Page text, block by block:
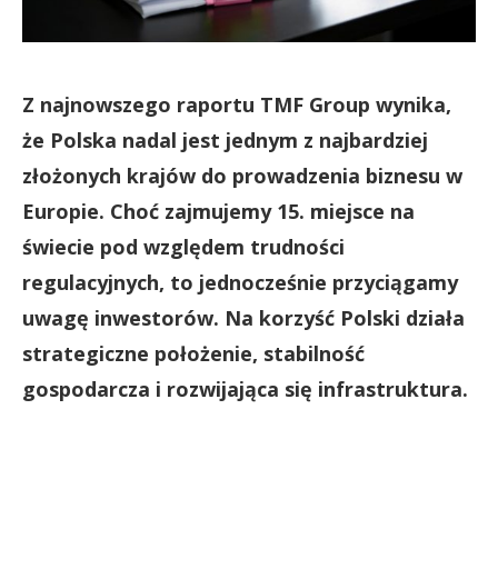
Z najnowszego raportu TMF Group wynika,
że Polska nadal jest jednym z najbardziej
złożonych krajów do prowadzenia biznesu w
Europie. Choć zajmujemy 15. miejsce na
świecie pod względem trudności
regulacyjnych, to jednocześnie przyciągamy
uwagę inwestorów. Na korzyść Polski działa
strategiczne położenie, stabilność
gospodarcza i rozwijająca się infrastruktura.